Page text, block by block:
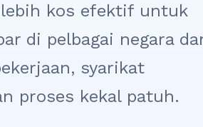
kos efektif untuk
di pelbagai negara
syarikat
proses kekal patuh.